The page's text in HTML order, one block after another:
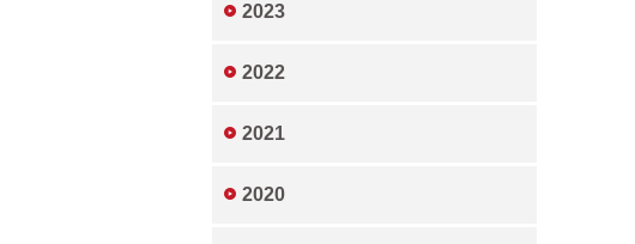
2023
2022
2021
2020